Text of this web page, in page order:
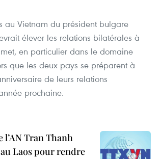
au Vietnam du président bulgare
élever les relations bilatérales à
en particulier dans le domaine
que les deux pays se préparent à
de leurs relations
prochaine.
l’AN Tran Thanh
Laos pour rendre